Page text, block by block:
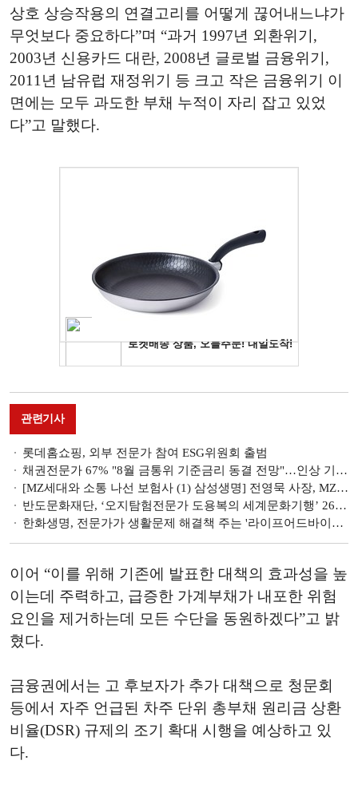
상호 상승작용의 연결고리를 어떻게 끊어내느냐가
무엇보다 중요하다”며 “과거 1997년 외환위기,
2003년 신용카드 대란, 2008년 글로벌 금융위기,
2011년 남유럽 재정위기 등 크고 작은 금융위기 이
면에는 모두 과도한 부채 누적이 자리 잡고 있었
다”고 말했다.
관련기사
롯데홈쇼핑, 외부 전문가 참여 ESG위원회 출범
채권전문가 67% "8월 금통위 기준금리 동결 전망"…인상 기대심리 '상승'
[MZ세대와 소통 나선 보험사 (1) 삼성생명] 전영묵 사장, MZ세대 금융전문가 내세워 공감 확대
반도문화재단, ‘오지탐험전문가 도용복의 세계문화기행’ 26일 진행
한화생명, 전문가가 생활문제 해결책 주는 '라이프어드바이저' 실시
이어 “이를 위해 기존에 발표한 대책의 효과성을 높
이는데 주력하고, 급증한 가계부채가 내포한 위험
요인을 제거하는데 모든 수단을 동원하겠다”고 밝
혔다.
금융권에서는 고 후보자가 추가 대책으로 청문회
등에서 자주 언급된 차주 단위 총부채 원리금 상환
비율(DSR) 규제의 조기 확대 시행을 예상하고 있
다.